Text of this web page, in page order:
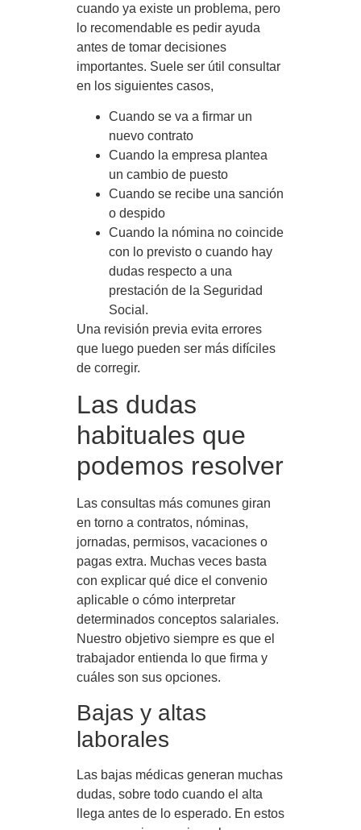
cuando ya existe un problema, pero
lo recomendable es pedir ayuda
antes de tomar decisiones
importantes. Suele ser útil consultar
en los siguientes casos,
Cuando se va a firmar un
nuevo contrato
Cuando la empresa plantea
un cambio de puesto
Cuando se recibe una sanción
o despido
Cuando la nómina no coincide
con lo previsto o cuando hay
dudas respecto a una
prestación de la Seguridad
Social.
Una revisión previa evita errores
que luego pueden ser más difíciles
de corregir.
Las dudas
habituales que
podemos resolver
Las consultas más comunes giran
en torno a contratos, nóminas,
jornadas, permisos, vacaciones o
pagas extra. Muchas veces basta
con explicar qué dice el convenio
aplicable o cómo interpretar
determinados conceptos salariales.
Nuestro objetivo siempre es que el
trabajador entienda lo que firma y
cuáles son sus opciones.
Bajas y altas
laborales
Las bajas médicas generan muchas
dudas, sobre todo cuando el alta
llega antes de lo esperado. En estos